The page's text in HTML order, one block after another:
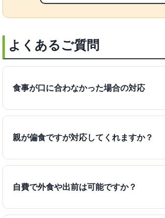
よくあるご質問
食事が口に合わなかった場合の対応
親が偏食ですが対応してくれますか？
自費で外食や出前は可能ですか？